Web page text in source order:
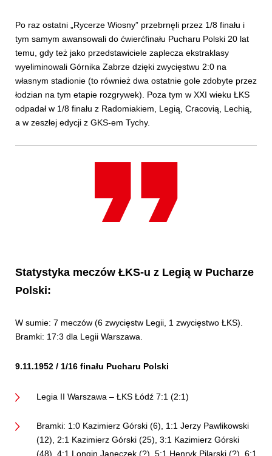
Po raz ostatni „Rycerze Wiosny” przebrnęli przez 1/8 finału i
tym samym awansowali do ćwierćfinału Pucharu Polski 20 lat
temu, gdy też jako przedstawiciele zaplecza ekstraklasy
wyeliminowali Górnika Zabrze dzięki zwycięstwu 2:0 na
własnym stadionie (to również dwa ostatnie gole zdobyte przez
łodzian na tym etapie rozgrywek). Poza tym w XXI wieku ŁKS
odpadał w 1/8 finału z Radomiakiem, Legią, Cracovią, Lechią,
a w zeszłej edycji z GKS-em Tychy.
Statystyka meczów ŁKS-u z Legią w Pucharze
Polski:
W sumie: 7 meczów (6 zwycięstw Legii, 1 zwycięstwo ŁKS).
Bramki: 17:3 dla Legii Warszawa.
9.11.1952 / 1/16 finału Pucharu Polski
Legia II Warszawa – ŁKS Łódź 7:1 (2:1)
Bramki: 1:0 Kazimierz Górski (6), 1:1 Jerzy Pawlikowski
(12), 2:1 Kazimierz Górski (25), 3:1 Kazimierz Górski
(48), 4:1 Longin Janeczek (?), 5:1 Henryk Pilarski (?), 6:1